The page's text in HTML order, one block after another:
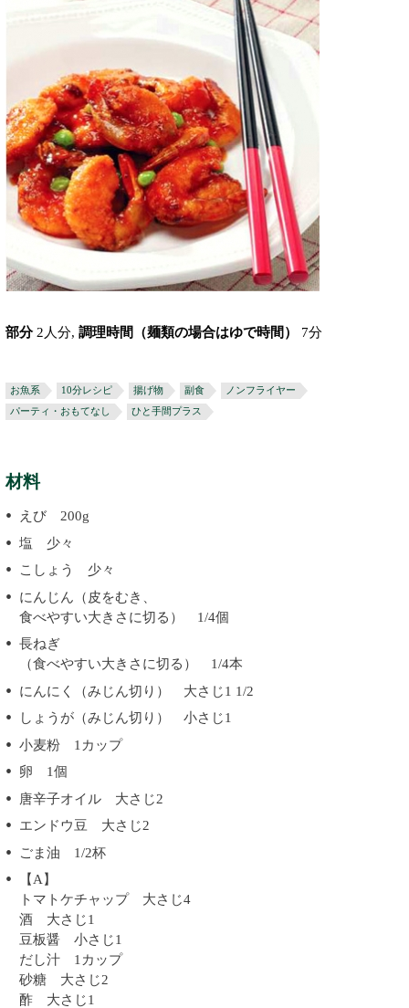
部分 2人分, 調理時間（麺類の場合はゆで時間） 7分
お魚系 10分レシピ 揚げ物 副食
ノンフライヤー
パーティ・おもてなし
ひと手間プラス
材料
えび 200g
塩 少々
こしょう 少々
にんじん（皮をむき、
食べやすい大きさに切る） 1/4個
長ねぎ
（食べやすい大きさに切る） 1/4本
にんにく（みじん切り） 大さじ1 1/2
しょうが（みじん切り） 小さじ1
小麦粉 1カップ
卵 1個
唐辛子オイル 大さじ2
エンドウ豆 大さじ2
ごま油 1/2杯
【A】
トマトケチャップ 大さじ4
酒 大さじ1
豆板醤 小さじ1
だし汁 1カップ
砂糖 大さじ2
酢 大さじ1